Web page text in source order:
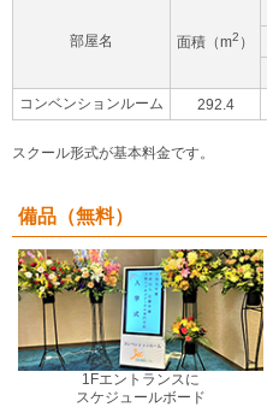
部屋名 面積（m2 ）
コンベンションルーム
292.4
スクール形式が基本料金です。
備品（無料）
1Fエントランスに
スケジュールボード